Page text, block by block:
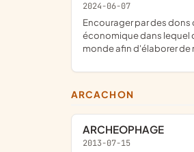
2024-06-07
encourager par des dons de particuliers ou d'entreprises les initiatives visant à réparer l'environnement naturel de l'homme en même temps qu'elles réparent le modèle
économique dans lequel
monde afin d'élaborer de
ARCACHON
ARCHEOPHAGE
2013-07-15